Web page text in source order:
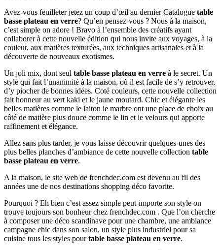
Avez-vous feuilleter jetez un coup d’œil au dernier Catalogue table
basse plateau en verre? Qu’en pensez-vous ? Nous à la maison,
c’est simple on adore ! Bravo à l’ensemble des créatifs ayant
collaborer à cette nouvelle édition qui nous invite aux voyages, à la
couleur, aux matières texturées, aux techniques artisanales et à la
découverte de nouveaux exotismes.
Un joli mix, dont seul table basse plateau en verre à le secret. Un
style qui fait l’unanimité à la maison, où il est facile de s’y retrouver,
d’y piocher de bonnes idées. Coté couleurs, cette nouvelle collection
fait honneur au vert kaki et le jaune moutard. Chic et élégante les
belles matières comme le laiton le marbre ont une place de choix au
côté de matière plus douce comme le lin et le velours qui apporte
raffinement et élégance.
Allez sans plus tarder, je vous laisse découvrir quelques-unes des
plus belles planches d’ambiance de cette nouvelle collection table
basse plateau en verre.
A la maison, le site web de frenchdec.com est devenu au fil des
années une de nos destinations shopping déco favorite.
Pourquoi ? Eh bien c’est assez simple peut-importe son style on
trouve toujours son bonheur chez frenchdec.com . Que l’on cherche
à composer une déco scandinave pour une chambre, une ambiance
campagne chic dans son salon, un style plus industriel pour sa
cuisine tous les styles pourtable basse plateau en verre.